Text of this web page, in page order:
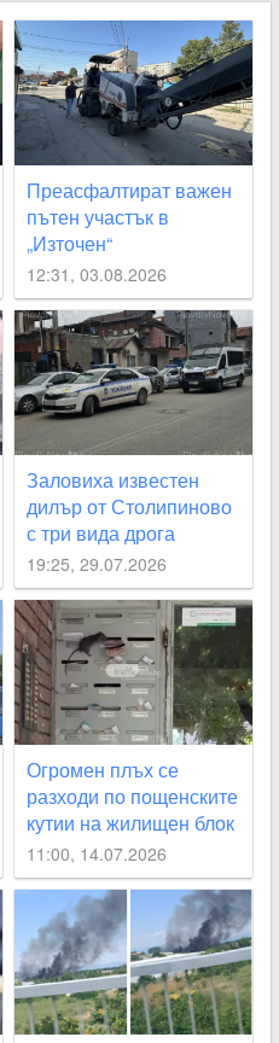
Преасфалтират важен
пътен участък в
„Източен“
12:31, 03.08.2026
Заловиха известен
дилър от Столипиново
с три вида дрога
19:25, 29.07.2026
Огромен плъх се
разходи по пощенските
кутии на жилищен блок
в Пловдив ВИДЕО
11:00, 14.07.2026